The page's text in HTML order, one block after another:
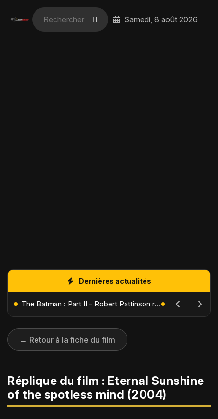
Samedi, 8 août 2026
Dernières actualités
L'Âge de Glace : Le Réveil du Volcan – Manny, Sid et Diego de retour pour une aventure explosive The Batman : Part II – Robert Pattinson replonge dans les ténèbres de Gotham dès octobre 2027
← Retour à la fiche du film
Réplique du film : Eternal Sunshine
of the spotless mind (2004)